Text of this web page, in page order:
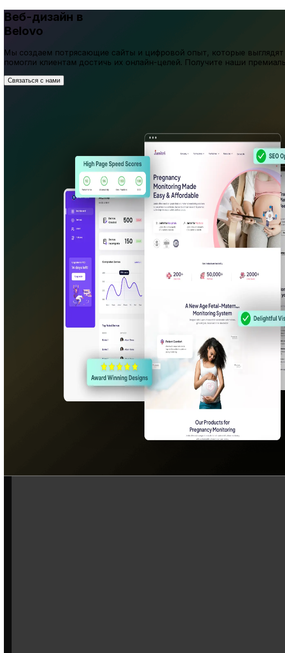
Веб-дизайн в
Belovo
Мы создаем потрясающие сайты и цифровой опыт, которые выглядят
помогли клиентам достичь их онлайн-целей. Получите наши
Связаться с нами